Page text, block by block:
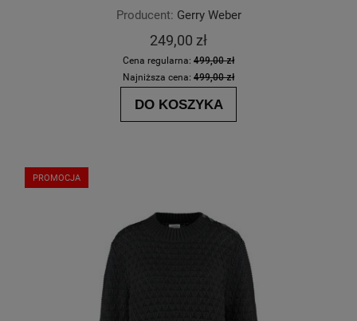
Producent: Gerry Weber
249,00 zł
Cena regularna: 499,00 zł
Najniższa cena: 499,00 zł
DO KOSZYKA
PROMOCJA